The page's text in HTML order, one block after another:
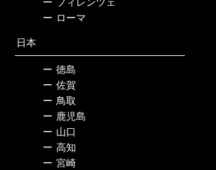
ー ローマ
日本
ー 徳島
ー 佐賀
ー 鳥取
ー 鹿児島
ー 山口
ー 高知
ー 宮崎